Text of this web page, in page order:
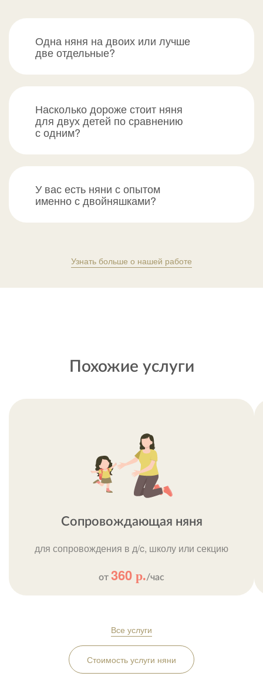
Одна няня на двоих или лучше
две отдельные?
Насколько дороже стоит няня
для двух детей по сравнению
с одним?
У вас есть няни с опытом
именно с двойняшками?
Узнать больше о нашей работе
Похожие услуги
Сопровождающая няня
для сопровождения в д/c, школу или секцию
от 360 р./час
Все услуги
Стоимость услуги няни